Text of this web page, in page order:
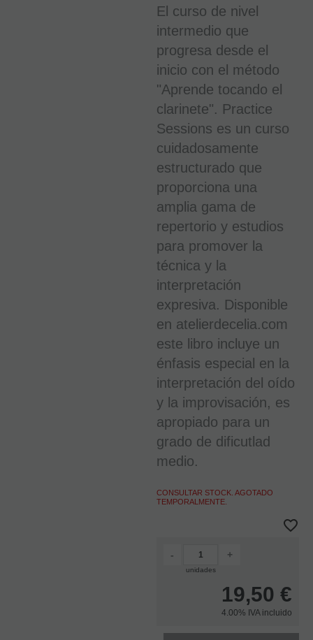
El curso de nivel
intermedio que
progresa desde el
inicio con el método
"Aprende tocando el
clarinete". Practice
Sessions es un curso
cuidadosamente
estructurado que
proporciona una
amplia gama de
repertorio y estudios
para promover la
técnica y la
interpretación
expresiva. Disponible
en atelierdecelia.com
este libro incluye un
énfasis especial en la
interpretación del oído
y la improvisación, es
apropiado para un
grado de dificutlad
medio.
CONSULTAR STOCK. AGOTADO
TEMPORALMENTE.
-
unidades
+
19,50 €
4.00% IVA incluido